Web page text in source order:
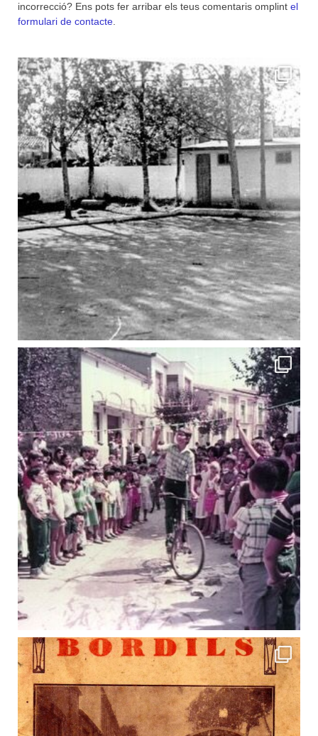
incorrecció? Ens pots fer arribar els teus comentaris omplint el
formulari de contacte